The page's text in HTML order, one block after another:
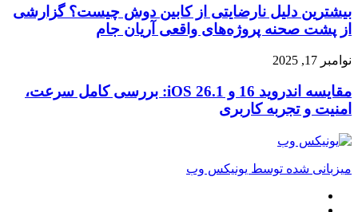
فنی
و
الکتروموتور
نارضایتی
از
کابین
دوش
چیست؟
گزارشی
از
پشت
صحنه
پروژه‌های
واقعی
آریان
بیشترین دلیل نارضایتی از کابین دوش چیست؟ گزارشی
از پشت صحنه پروژه‌های واقعی آریان جام
مقایسه
16
و
iOS
بررسی
کامل
سرعت،
امنیت
نوامبر 17, 2025
مقایسه اندروید 16 و iOS 26.1: بررسی کامل سرعت،
امنیت و تجربه کاربری
میزبانی شده توسط یونیکس وب